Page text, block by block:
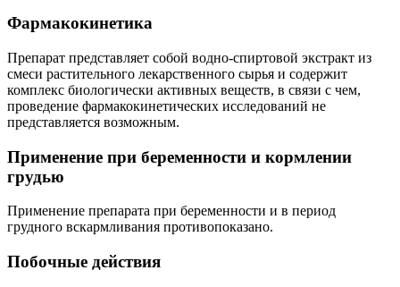
Фармакокинетика
Препарат представляет собой водно-спиртовой экстракт из
смеси растительного лекарственного сырья и содержит
комплекс биологически активных веществ, в связи с чем,
проведение фармакокинетических исследований не
представляется возможным.
Применение при беременности и кормлении
грудью
Применение препарата при беременности и в период
грудного вскармливания противопоказано.
Побочные действия